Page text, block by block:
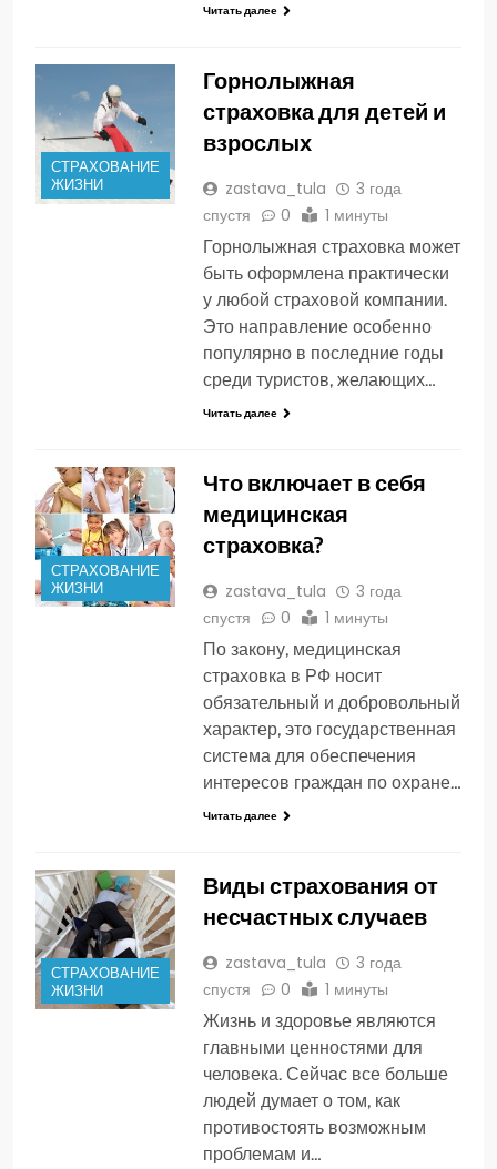
Читать далее
СТРАХОВАНИЕ
ЖИЗНИ
Горнолыжная
страховка для детей и
взрослых
zastava_tula
3 года
спустя
0 1 минуты
Горнолыжная страховка может
быть оформлена практически
у любой страховой компании.
Это направление особенно
популярно в последние годы
среди туристов, желающих…
Читать далее
СТРАХОВАНИЕ
ЖИЗНИ
Что включает в себя
медицинская
страховка?
zastava_tula
3 года
спустя
0 1 минуты
По закону, медицинская
страховка в РФ носит
обязательный и добровольный
характер, это государственная
система для обеспечения
интересов граждан по охране…
Читать далее
СТРАХОВАНИЕ
ЖИЗНИ
Виды страхования от
несчастных случаев
zastava_tula
3 года
спустя
0 1 минуты
Жизнь и здоровье являются
главными ценностями для
человека. Сейчас все больше
людей думает о том, как
противостоять возможным
проблемам и…